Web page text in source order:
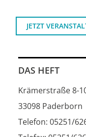
JETZT
DAS HEFT
Krämerstraße 8-
33098 Paderborn
Telefon: 05251/